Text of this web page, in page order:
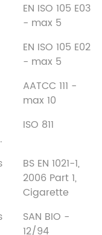
EN ISO 105 E03
- max 5
EN ISO 105 E02
- max 5
AATCC 111 -
max 10
ISO 811
BS EN 1021-1,
2006 Part 1,
Cigarette
SAN BIO -
12/94